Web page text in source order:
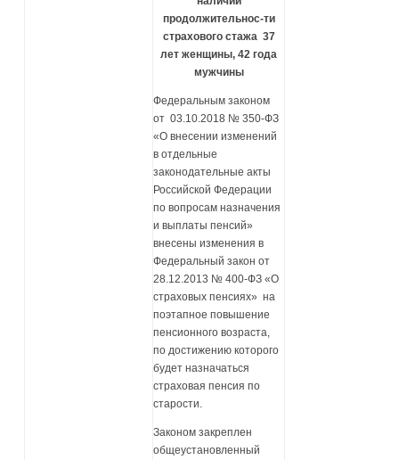
продолжительнос-ти
страхового стажа 37
лет женщины, 42 года
мужчины
Федеральным законом
от 03.10.2018 № 350-ФЗ
«О внесении изменений
в отдельные
законодательные акты
Российской Федерации
по вопросам назначения
и выплаты пенсий»
внесены изменения в
Федеральный закон от
28.12.2013 № 400-ФЗ «О
страховых пенсиях» на
поэтапное повышение
пенсионного возраста,
по достижению которого
будет назначаться
страховая пенсия по
старости.
Законом закреплен
общеустановленный